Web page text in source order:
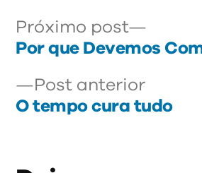
Navegação
de
PostPost anteriorPost
O tempo cura tudo
Próximo post
post:
Por que Devemos